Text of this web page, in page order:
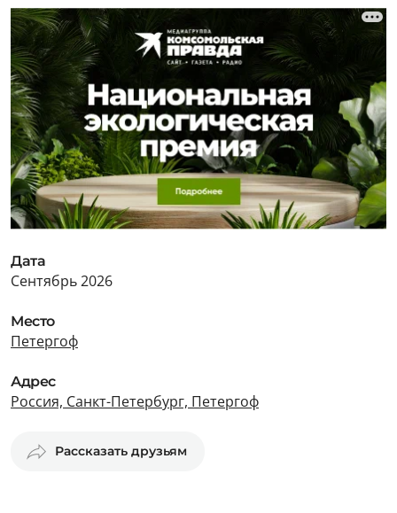
Дата
Сентябрь 2026
Место
Петергоф
Адрес
Россия, Санкт-Петербург, Петергоф
Рассказать друзьям